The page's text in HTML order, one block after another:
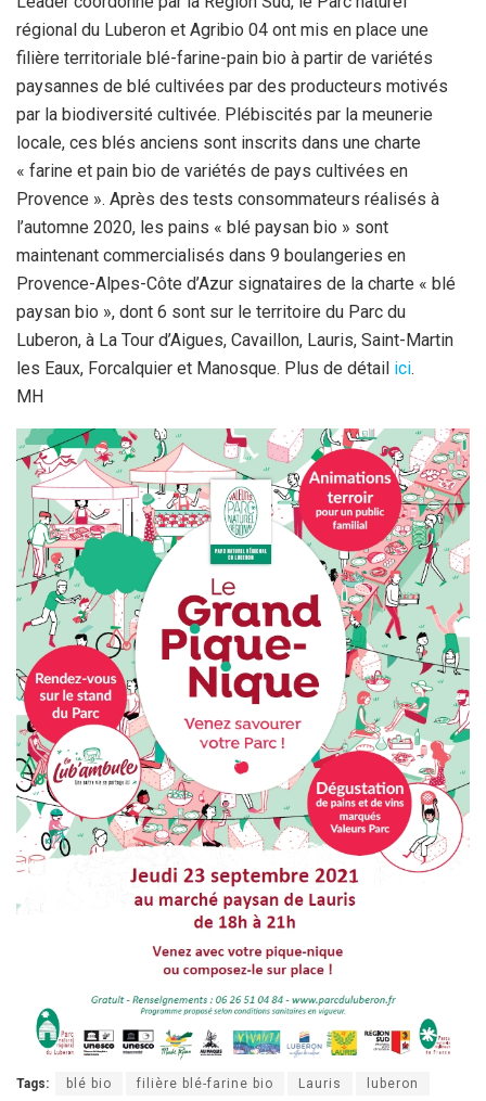
régional du Luberon et Agribio 04 ont mis en place une
filière territoriale blé-farine-pain bio à partir de variétés
paysannes de blé cultivées par des producteurs motivés
par la biodiversité cultivée. Plébiscités par la meunerie
locale, ces blés anciens sont inscrits dans une charte
« farine et pain bio de variétés de pays cultivées en
Provence ». Après des tests consommateurs réalisés à
l’automne 2020, les pains « blé paysan bio » sont
maintenant commercialisés dans 9 boulangeries en
Provence-Alpes-Côte d’Azur signataires de la charte « blé
paysan bio », dont 6 sont sur le territoire du Parc du
Luberon, à La Tour d’Aigues, Cavaillon, Lauris, Saint-Martin
les Eaux, Forcalquier et Manosque. Plus de détail ici.
MH
Tags: blé bio filière blé-farine bio Lauris luberon